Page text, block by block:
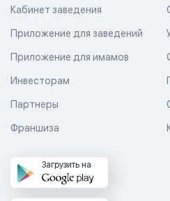
Кабинет заведения
Приложение для заведений
Приложение для имамов
Инвесторам
Партнеры
Франшиза
Загрузить на